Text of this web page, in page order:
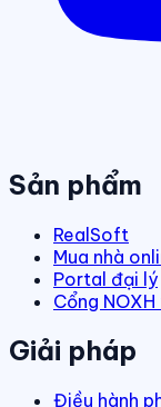
Sản phẩm
RealSoft
Mua nhà
Portal đại lý
Cổng
Giải pháp
Điều hành